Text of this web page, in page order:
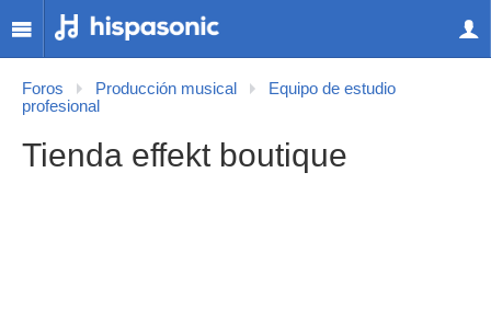
Foros Producción musical
Equipo de estudio
profesional
Tienda effekt boutique